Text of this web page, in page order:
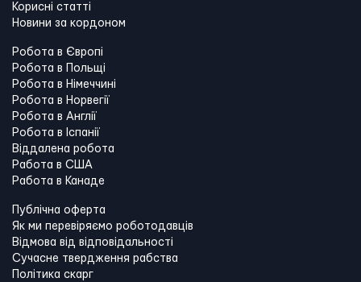
Корисні статті
Новини за кордоном
Робота в Європі
Робота в Польщі
Робота в Німеччині
Робота в Норвегії
Робота в Англії
Робота в Іспанії
Віддалена робота
Работа в США
Работа в Канадe
Публічна оферта
Як ми перевіряємо роботодавців
Відмова від відповідальності
Сучасне твердження рабства
Політика скарг